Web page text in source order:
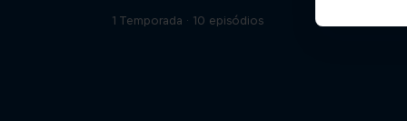
1 Temporada · 10 episódios